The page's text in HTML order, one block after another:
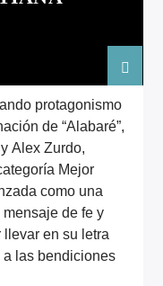
protagonismo
de “Alabaré”,
Alex Zurdo,
Mejor
como una
de fe y
llevar en su letra
las bendiciones